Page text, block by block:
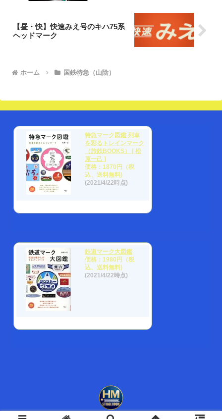
【昼・快】快速みえ号のキハ75系
ヘッドマーク
ホーム 国鉄特急（山陰）
特急マーク図鑑 列車
を彩るトレインマーク
（旅鉄BOOKS） [ 松
原一己 ]
価格：1870円（税
込、送料無料)
(2021/4/22時点)
鉄道マーク大図鑑
価格：1980円（税
込、送料無料)
(2021/4/22時点)